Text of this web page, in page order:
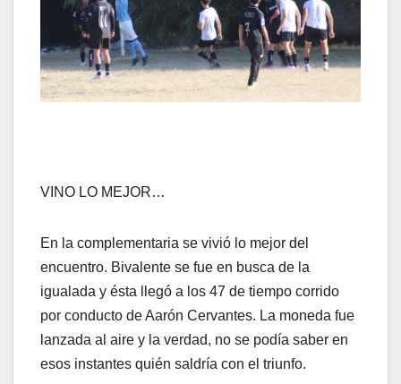
VINO LO MEJOR…
En la complementaria se vivió lo mejor del
encuentro. Bivalente se fue en busca de la
igualada y ésta llegó a los 47 de tiempo corrido
por conducto de Aarón Cervantes. La moneda fue
lanzada al aire y la verdad, no se podía saber en
esos instantes quién saldría con el triunfo.